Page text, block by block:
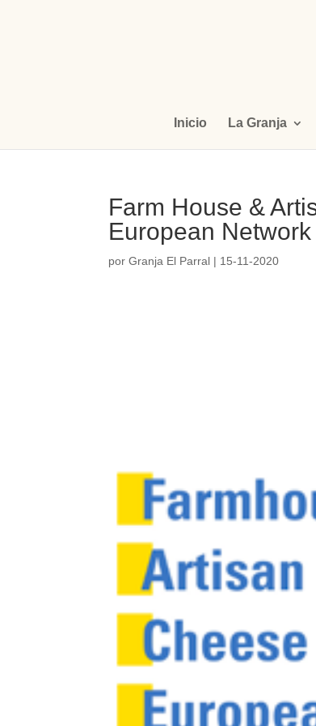
Inicio La Granja
Farm House &
European Network
porGranja El Parral | 15-11-2020